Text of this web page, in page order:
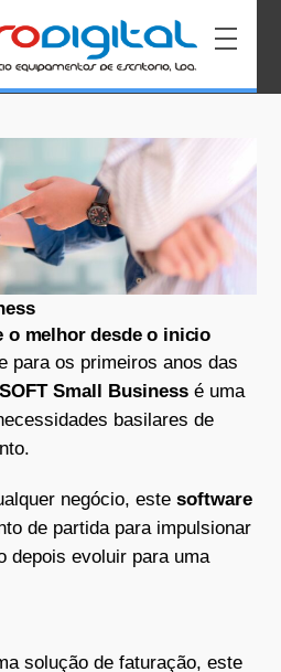
o melhor desde o inicio
para os primeiros anos das
Small Business é uma
basilares de
negócio, estesoftware
de partida para impulsionar
depois evoluir para uma
solução de faturação, este